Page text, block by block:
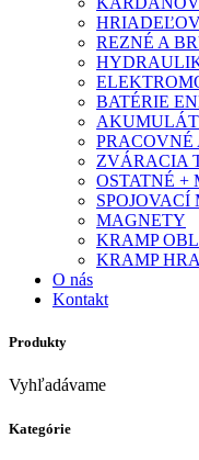
REZNÉ A
BATÉRIE
PRACOVNÉ
ZVÁRACIA
OSTATNÉ +
SPOJOVACÍ
MAGNETY
KRAMP
KRAMP
O nás
Kontakt
Produkty
Vyhľadávame
Kategórie